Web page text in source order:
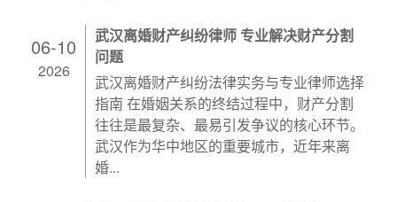
06-10
2026
武汉离婚财产纠纷律师 专业解决财产分割
问题
武汉离婚财产纠纷法律实务与专业律师选择
指南 在婚姻关系的终结过程中，财产分割
往往是最复杂、最易引发争议的核心环节。
武汉作为华中地区的重要城市，近年来离
婚...